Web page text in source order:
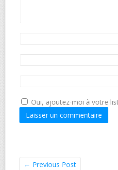
Oui, ajoutez-moi à votre
← Previous Post